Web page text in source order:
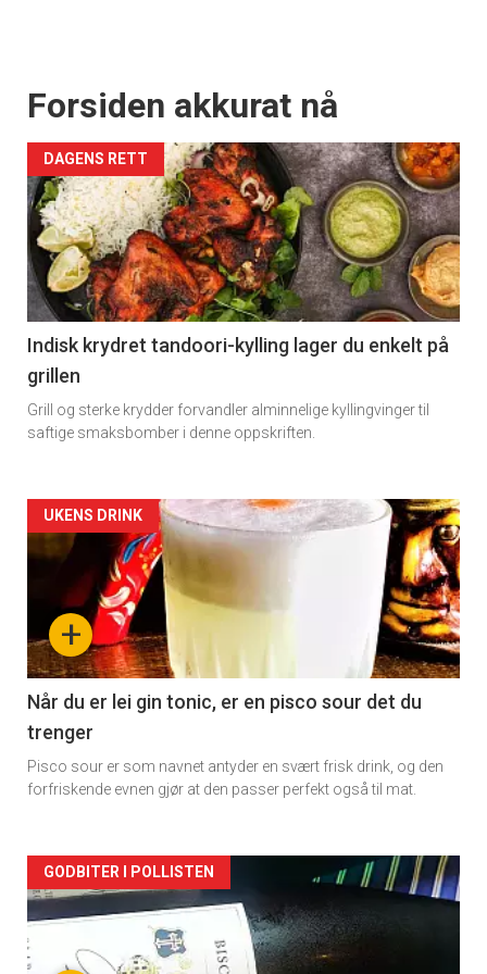
Forsiden akkurat nå
DAGENS RETT
Indisk krydret tandoori-kylling lager du enkelt på
grillen
Grill og sterke krydder forvandler alminnelige kyllingvinger til
saftige smaksbomber i denne oppskriften.
Forsiden
akkurat
nå
-
2
+
UKENS DRINK
Når du er lei gin tonic, er en pisco sour det du
trenger
Pisco sour er som navnet antyder en svært frisk drink, og den
forfriskende evnen gjør at den passer perfekt også til mat.
Forsiden
akkurat
GODBITER I POLLISTEN